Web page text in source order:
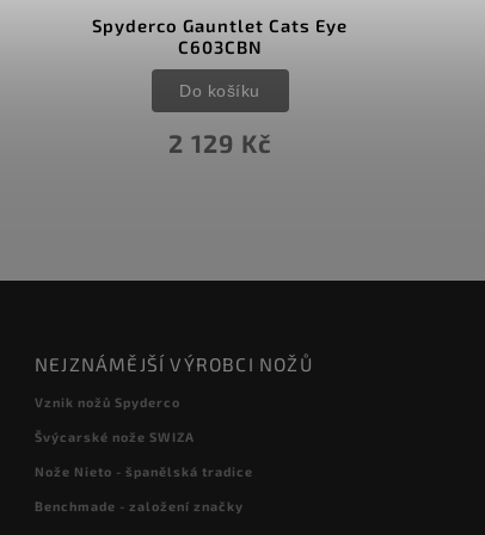
Spyderco Gauntlet Cats Eye
C603CBN
2 129 Kč
Do košíku
NEJZNÁMĚJŠÍ VÝROBCI NOŽŮ
Vznik nožů Spyderco
Švýcarské nože SWIZA
Nože Nieto - španělská tradice
Benchmade - založení značky